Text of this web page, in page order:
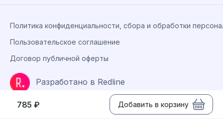
785 ₽ Добавить в корзину
©2026 «Биолит.ру».
Разработано в Redline
Политика конфиденциальности, сбора и обработки
Пользовательское соглашение
Договор публичной оферты